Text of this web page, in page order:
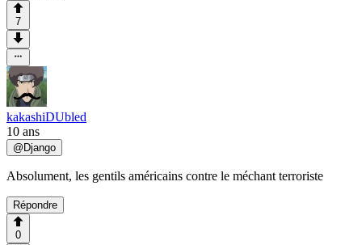
7
kakashiDUbled
10 ans
@ Django
Absolument, les gentils américains contre le méchant terroriste
Répondre
0